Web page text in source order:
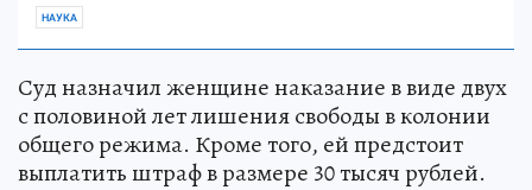
НАУКА
Суд назначил женщине наказание в виде двух
с половиной лет лишения свободы в колонии
общего режима. Кроме того, ей предстоит
выплатить штраф в размере 30 тысяч рублей.